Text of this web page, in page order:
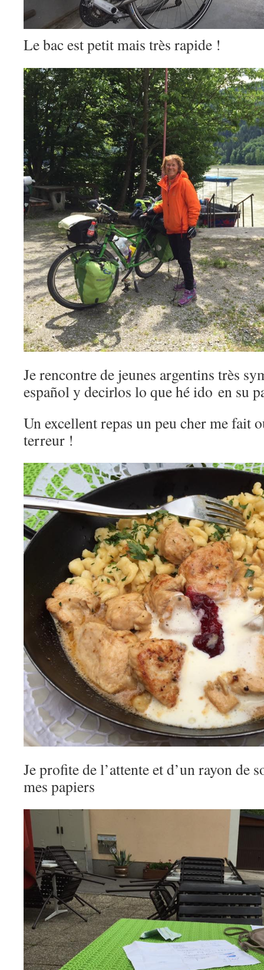
Le bac est petit mais très rapide !
Je rencontre de jeunes argentins très
español y decirlos lo que hé ido en su
Un excellent repas un peu cher me fait
terreur !
Je profite de l’attente et d’un rayon de
mes papiers